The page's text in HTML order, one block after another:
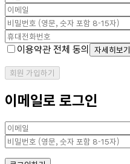
이용약관 전체 동의 자세히보기
회원 가입하기
이메일로 로그인